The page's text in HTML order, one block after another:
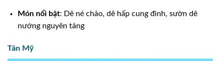
Món nổi bật: Dê né chảo, dê hấp cung đình, sườn dê
nướng nguyên tảng
Tân Mỹ